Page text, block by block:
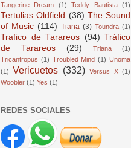
Tangerine Dream
(1) Teddy Bautista (1)
Tertulias Oldfield (38) The Sound
of Music (114) Tiana (3) Toundra (1)
Trafico de Tarareos (94) Tráfico
de Tarareos
(29) Triana
(1)
Tricantropus (1) Troubled Mind (1) Unoma
(1)
Vericuetos (332) Versus X (1)
Woobler (1) Yes (1)
REDES SOCIALES